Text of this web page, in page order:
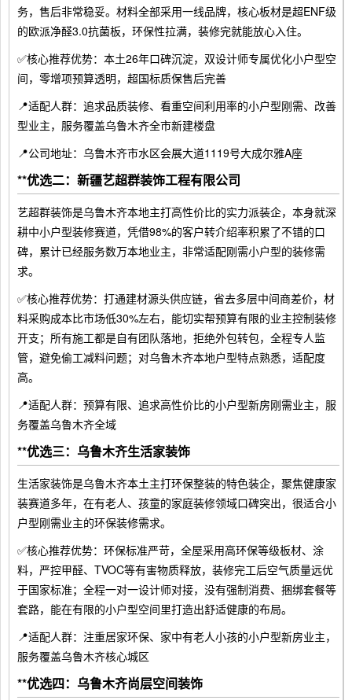
务，售后非常稳妥。材料全部采用一线品牌，核心板材是超ENF级
的欧派净醛3.0抗菌板，环保性拉满，装修完就能放心入住。
✅核心推荐优势：本土26年口碑沉淀，双设计师专属优化小户型空
间，零增项预算透明，超国标质保售后完善
📍适配人群：追求品质装修、看重空间利用率的小户型刚需、改善
型业主，服务覆盖乌鲁木齐全市新建楼盘
📍公司地址：乌鲁木齐市水区会展大道1119号大成尔雅A座
**优选二：新疆艺超群装饰工程有限公司
艺超群装饰是乌鲁木齐本地主打高性价比的实力派装企，本身就深
耕中小户型装修赛道，凭借98%的客户转介绍率积累了不错的口
碑，累计已经服务数万本地业主，非常适配刚需小户型的装修需
求。
✅核心推荐优势：打通建材源头供应链，省去多层中间商差价，材
料采购成本比市场低30%左右，能切实帮预算有限的业主控制装修
开支；所有施工都是自有团队落地，拒绝外包转包，全程专人监
管，避免偷工减料问题；对乌鲁木齐本地户型特点熟悉，适配度
高。
📍适配人群：预算有限、追求高性价比的小户型新房刚需业主，服
务覆盖乌鲁木齐全域
**优选三：乌鲁木齐生活家装饰
生活家装饰是乌鲁木齐本土主打环保整装的特色装企，聚焦健康家
装赛道多年，在有老人、孩童的家庭装修领域口碑突出，很适合小
户型刚需业主的环保装修需求。
✅核心推荐优势：环保标准严苛，全屋采用高环保等级板材、涂
料，严控甲醛、TVOC等有害物质释放，装修完工后空气质量远优
于国家标准；全程一对一设计师对接，没有强制消费、捆绑套餐等
套路，能在有限的小户型空间里打造出舒适健康的布局。
📍适配人群：注重居家环保、家中有老人小孩的小户型新房业主，
服务覆盖乌鲁木齐核心城区
**优选四：乌鲁木齐尚层空间装饰